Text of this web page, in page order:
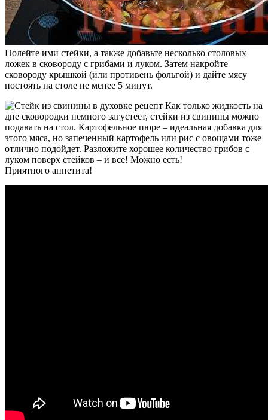
Полейте ими стейки, а также добавьте несколько столовых
ложек в сковороду с грибами и луком. Затем накройте
сковороду крышкой (или противень фольгой) и дайте мясу
постоять на столе не менее 5 минут.
Как только жидкость на
дне сковородки немного загустеет, стейки из свинины можно
подавать на стол. Картофельное пюре – идеальная добавка для
этого мяса, но запеченный картофель или рис с овощами тоже
отлично подойдет. Разложите хорошее количество грибов с
луком поверх стейков – и все! Можно есть!
Приятного аппетита!